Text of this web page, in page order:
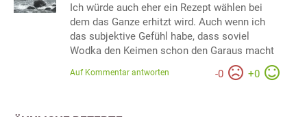
Ich würde auch eher ein Rezept wählen bei
dem das Ganze erhitzt wird. Auch wenn ich
das subjektive Gefühl habe, dass soviel
Wodka den Keimen schon den Garaus macht
-0 +0
Auf Kommentar antworten